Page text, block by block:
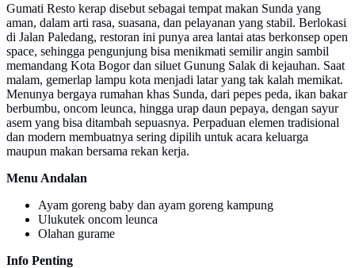
Gumati Resto kerap disebut sebagai tempat makan Sunda yang
aman, dalam arti rasa, suasana, dan pelayanan yang stabil. Berlokasi
di Jalan Paledang, restoran ini punya area lantai atas berkonsep open
space, sehingga pengunjung bisa menikmati semilir angin sambil
memandang Kota Bogor dan siluet Gunung Salak di kejauhan. Saat
malam, gemerlap lampu kota menjadi latar yang tak kalah memikat.
Menunya bergaya rumahan khas Sunda, dari pepes peda, ikan bakar
berbumbu, oncom leunca, hingga urap daun pepaya, dengan sayur
asem yang bisa ditambah sepuasnya. Perpaduan elemen tradisional
dan modern membuatnya sering dipilih untuk acara keluarga
maupun makan bersama rekan kerja.
Menu Andalan
Ayam goreng baby dan ayam goreng kampung
Ulukutek oncom leunca
Olahan gurame
Info Penting